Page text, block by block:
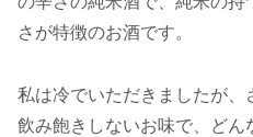
さが特徴のお酒です。
私は冷でいただきましたが、
飲み飽きしないお味で、どん